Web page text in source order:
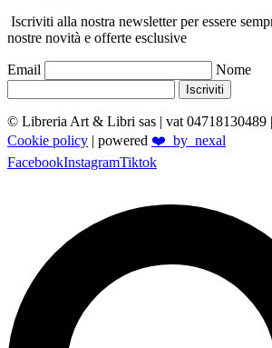
Iscriviti alla nostra newsletter per essere
nostre novità e offerte esclusive
Email Nome
Iscriviti
© Libreria Art & Libri sas | vat 04718130489 |
Cookie policy | powered ❤️_by_nexal
FacebookInstagramTiktok